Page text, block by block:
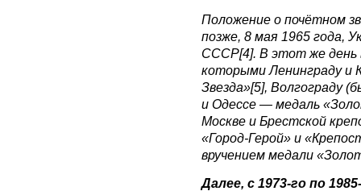
Положение о почётном
позже, 8 мая 1965 года,
СССР[4]. В этот же день
которыми Ленинграду и
Звезда»[5], Волгограду
и Одессе — медаль
Москве и Брестской
«Город-Герой» и
вручением медали
Далее, с 1973-го по